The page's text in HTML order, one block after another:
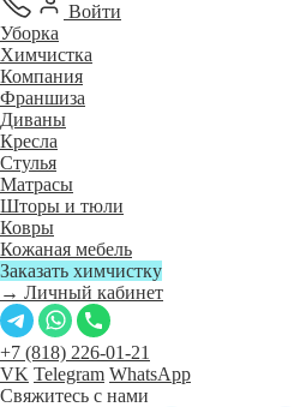
Войти
Уборка
Химчистка
Компания
Франшиза
Диваны
Кресла
Стулья
Матрасы
Шторы и тюли
Ковры
Кожаная мебель
Заказать химчистку
→ Личный кабинет
+7 (818) 226-01-21
VK Telegram WhatsApp
Свяжитесь с нами